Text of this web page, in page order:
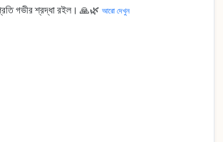
গভীর শ্রদ্ধা রইল। 🙏🌿 আরো দেখুন